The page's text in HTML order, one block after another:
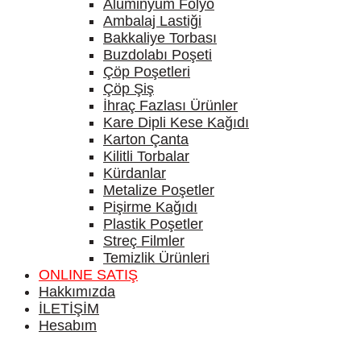
Alüminyum Folyo
Ambalaj Lastiği
Bakkaliye Torbası
Buzdolabı Poşeti
Çöp Poşetleri
Çöp Şiş
İhraç Fazlası Ürünler
Kare Dipli Kese Kağıdı
Karton Çanta
Kilitli Torbalar
Kürdanlar
Metalize Poşetler
Pişirme Kağıdı
Plastik Poşetler
Streç Filmler
Temizlik Ürünleri
ONLINE SATIŞ
Hakkımızda
İLETİŞİM
Hesabım